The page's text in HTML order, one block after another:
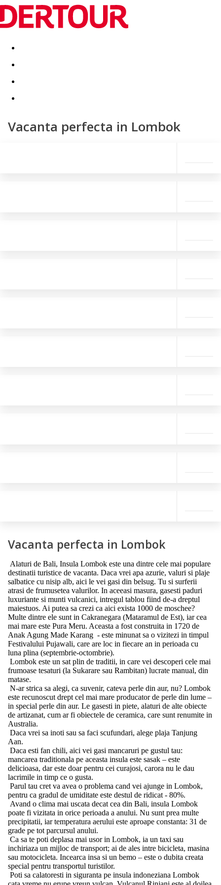
Destinatii Vacanta perfecta OFERTE DE NERATAT
Vacanta perfecta in Lombok
Vacanta perfecta in Lombok
Alaturi de Bali, Insula Lombok este una dintre cele mai populare
destinatii turistice de vacanta. Daca vrei apa azurie, valuri si plaje
salbatice cu nisip alb, aici le vei gasi din belsug. Tu si surferii
atrasi de frumusetea valurilor. In aceeasi masura, gasesti paduri
luxuriante si munti vulcanici, intregul tablou fiind de-a dreptul
maiestuos. Ai putea sa crezi ca aici exista 1000 de moschee?
Multe dintre ele sunt in Cakranegara (Mataramul de Est), iar cea
mai mare este Pura Meru. Aceasta a fost construita in 1720 de
Anak Agung Made Karang - este minunat sa o vizitezi in timpul
Festivalului Pujawali, care are loc in fiecare an in perioada cu
luna plina (septembrie-octombrie).
Lombok este un sat plin de traditii, in care vei descoperi cele mai
frumoase tesaturi (la Sukarare sau Rambitan) lucrate manual, din
matase.
N-ar strica sa alegi, ca suvenir, cateva perle din aur, nu? Lombok
este recunoscut drept cel mai mare producator de perle din lume –
in special perle din aur. Le gasesti in piete, alaturi de alte obiecte
de artizanat, cum ar fi obiectele de ceramica, care sunt renumite in
Australia.
Daca vrei sa inoti sau sa faci scufundari, alege plaja Tanjung
Aan.
Daca esti fan chili, aici vei gasi mancaruri pe gustul tau:
mancarea traditionala pe aceasta insula este sasak – este
delicioasa, dar este doar pentru cei curajosi, carora nu le dau
lacrimile in timp ce o gusta.
Parul tau cret va avea o problema cand vei ajunge in Lombok,
pentru ca gradul de umiditate este destul de ridicat - 80%.
Avand o clima mai uscata decat cea din Bali, insula Lombok
poate fi vizitata in orice perioada a anului. Nu sunt prea multe
precipitatii, iar temperatura aerului este aproape constanta: 31 de
grade pe tot parcursul anului.
Ca sa te poti deplasa mai usor in Lombok, ia un taxi sau
inchiriaza un mijloc de transport; ai de ales intre bicicleta, masina
sau motocicleta. Incearca insa si un bemo – este o dubita creata
special pentru transportul turistilor.
Poti sa calatoresti in siguranta pe insula indoneziana Lombok